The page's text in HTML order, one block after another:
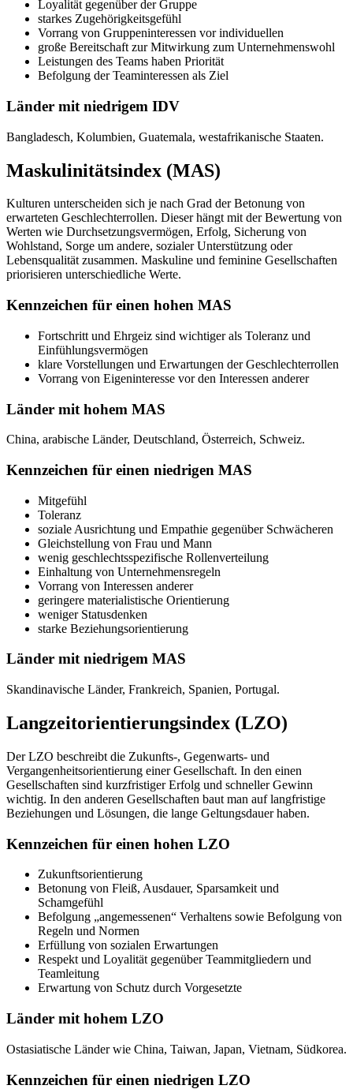
Loyalität gegenüber der Gruppe
starkes Zugehörigkeitsgefühl
Vorrang von Gruppeninteressen vor individuellen
große Bereitschaft zur Mitwirkung zum Unternehmenswohl
Leistungen des Teams haben Priorität
Befolgung der Teaminteressen als Ziel
Länder mit niedrigem IDV
Bangladesch, Kolumbien, Guatemala, westafrikanische Staaten.
Maskulinitätsindex (MAS)
Kulturen unterscheiden sich je nach Grad der Betonung von
erwarteten Geschlechterrollen. Dieser hängt mit der Bewertung von
Werten wie Durchsetzungsvermögen, Erfolg, Sicherung von
Wohlstand, Sorge um andere, sozialer Unterstützung oder
Lebensqualität zusammen. Maskuline und feminine Gesellschaften
priorisieren unterschiedliche Werte.
Kennzeichen für einen hohen MAS
Fortschritt und Ehrgeiz sind wichtiger als Toleranz und
Einfühlungsvermögen
klare Vorstellungen und Erwartungen der Geschlechterrollen
Vorrang von Eigeninteresse vor den Interessen anderer
Länder mit hohem MAS
China, arabische Länder, Deutschland, Österreich, Schweiz.
Kennzeichen für einen niedrigen MAS
Mitgefühl
Toleranz
soziale Ausrichtung und Empathie gegenüber Schwächeren
Gleichstellung von Frau und Mann
wenig geschlechtsspezifische Rollenverteilung
Einhaltung von Unternehmensregeln
Vorrang von Interessen anderer
geringere materialistische Orientierung
weniger Statusdenken
starke Beziehungsorientierung
Länder mit niedrigem MAS
Skandinavische Länder, Frankreich, Spanien, Portugal.
Langzeitorientierungsindex (LZO)
Der LZO beschreibt die Zukunfts-, Gegenwarts- und
Vergangenheitsorientierung einer Gesellschaft. In den einen
Gesellschaften sind kurzfristiger Erfolg und schneller Gewinn
wichtig. In den anderen Gesellschaften baut man auf langfristige
Beziehungen und Lösungen, die lange Geltungsdauer haben.
Kennzeichen für einen hohen LZO
Zukunftsorientierung
Betonung von Fleiß, Ausdauer, Sparsamkeit und
Schamgefühl
Befolgung „angemessenen“ Verhaltens sowie Befolgung von
Regeln und Normen
Erfüllung von sozialen Erwartungen
Respekt und Loyalität gegenüber Teammitgliedern und
Teamleitung
Erwartung von Schutz durch Vorgesetzte
Länder mit hohem LZO
Ostasiatische Länder wie China, Taiwan, Japan, Vietnam, Südkorea.
Kennzeichen für einen niedrigen LZO